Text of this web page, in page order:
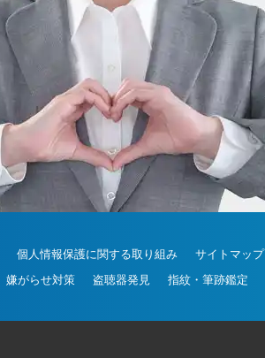
個人情報保護に関する取り組み
サイトマップ
嫌がらせ対策 盗聴器発見 指紋・筆跡鑑定